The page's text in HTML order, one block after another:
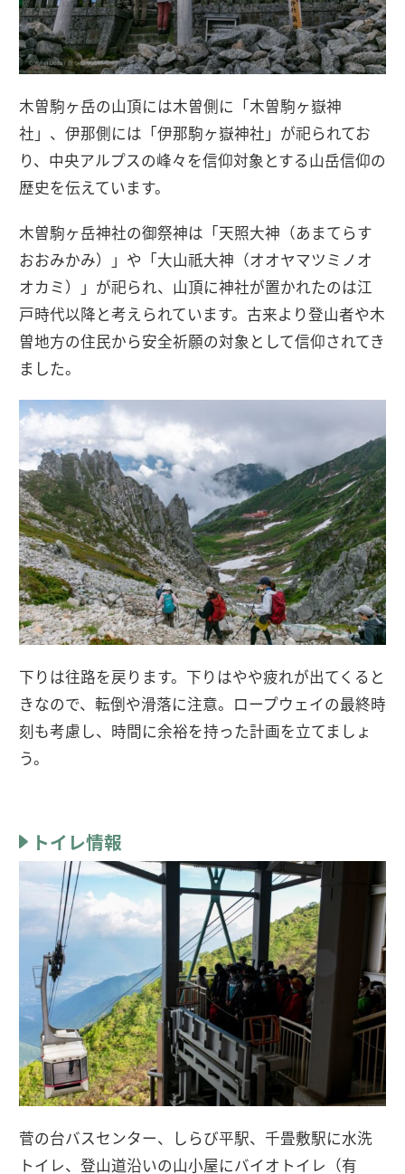
木曽駒ヶ岳の山頂には木曽側に「木曽駒ヶ嶽神
社」、伊那側には「伊那駒ヶ嶽神社」が祀られてお
り、中央アルプスの峰々を信仰対象とする山岳信仰の
歴史を伝えています。
木曽駒ヶ岳神社の御祭神は「天照大神（あまてらす
おおみかみ）」や「大山祇大神（オオヤマツミノオ
オカミ）」が祀られ、山頂に神社が置かれたのは江
戸時代以降と考えられています。古来より登山者や木
曽地方の住民から安全祈願の対象として信仰されてき
ました。
下りは往路を戻ります。下りはやや疲れが出てくると
きなので、転倒や滑落に注意。ロープウェイの最終時
刻も考慮し、時間に余裕を持った計画を立てましょ
う。
トイレ情報
菅の台バスセンター、しらび平駅、千畳敷駅に水洗
トイレ、登山道沿いの山小屋にバイオトイレ（有